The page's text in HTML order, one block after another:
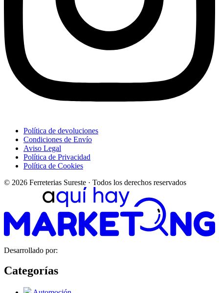
Política de devoluciones
Condiciones de Envío
Aviso Legal
Política de Privacidad
Política de Cookies
© 2026 Ferreterias Sureste · Todos los derechos reservados
Desarrollado por:
Categorías